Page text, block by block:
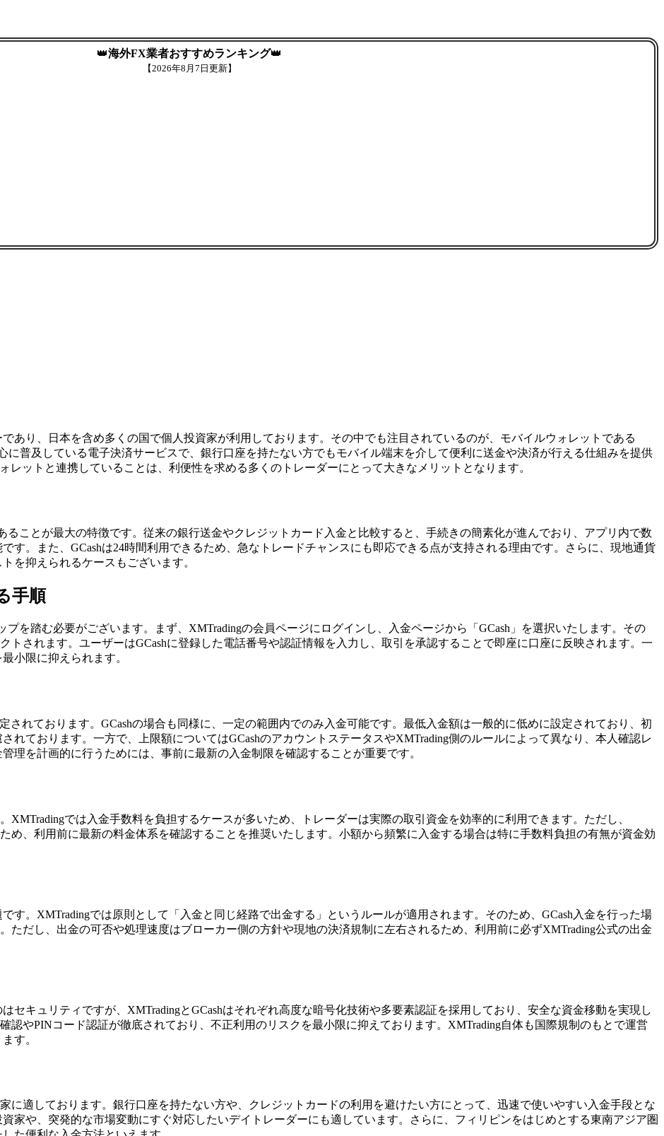
👑海外FX業者おすすめランキング👑
【2026年8月7日更新】
あり、日本を含め多くの国で個人投資家が利用しております。その中でも注目されているのが、モバイルウォレットである
に普及している電子決済サービスで、銀行口座を持たない方でもモバイル端末を介して便利に送金や決済が行える仕組みを提供
レットと連携していることは、利便性を求める多くのトレーダーにとって大きなメリットとなります。
ることが最大の特徴です。従来の銀行送金やクレジットカード入金と比較すると、手続きの簡素化が進んでおり、アプリ内で数
す。また、GCashは24時間利用できるため、急なトレードチャンスにも即応できる点が支持される理由です。さらに、現地通貨
を抑えられるケースもございます。
手順
プを踏む必要がございます。まず、XMTradingの会員ページにログインし、入金ページから「GCash」を選択いたします。その
トされます。ユーザーはGCashに登録した電話番号や認証情報を入力し、取引を承認することで即座に口座に反映されます。一
小限に抑えられます。
されております。GCashの場合も同様に、一定の範囲内でのみ入金可能です。最低入金額は一般的に低めに設定されており、初
れております。一方で、上限額についてはGCashのアカウントステータスやXMTrading側のルールによって異なり、本人確認レ
理を計画的に行うためには、事前に最新の入金制限を確認することが重要です。
XMTradingでは入金手数料を負担するケースが多いため、トレーダーは実際の取引資金を効率的に利用できます。ただし、
め、利用前に最新の料金体系を確認することを推奨いたします。小額から頻繁に入金する場合は特に手数料負担の有無が資金効
す。XMTradingでは原則として「入金と同じ経路で出金する」というルールが適用されます。そのため、GCash入金を行った場
ただし、出金の可否や処理速度はブローカー側の方針や現地の決済規制に左右されるため、利用前に必ずXMTrading公式の出金
セキュリティですが、XMTradingとGCashはそれぞれ高度な暗号化技術や多要素認証を採用しており、安全な資金移動を実現し
認やPINコード認証が徹底されており、不正利用のリスクを最小限に抑えております。XMTrading自体も国際規制のもとで運営
す。
に適しております。銀行口座を持たない方や、クレジットカードの利用を避けたい方にとって、迅速で使いやすい入金手段とな
家や、突発的な市場変動にすぐ対応したいデイトレーダーにも適しています。さらに、フィリピンをはじめとする東南アジア圏